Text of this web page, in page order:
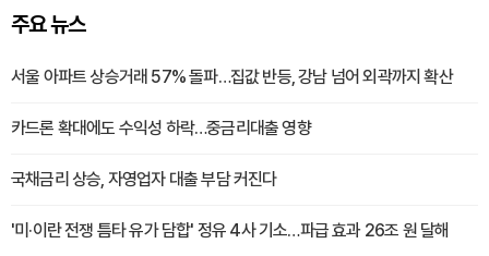
주요 뉴스
서울 아파트 상승거래 57% 돌파…집값 반등, 강남 넘어 외곽까지 확산
카드론 확대에도 수익성 하락…중금리대출 영향
국채금리 상승, 자영업자 대출 부담 커진다
'미·이란 전쟁 틈타 유가 담합' 정유 4사 기소…파급 효과 26조 원 달해